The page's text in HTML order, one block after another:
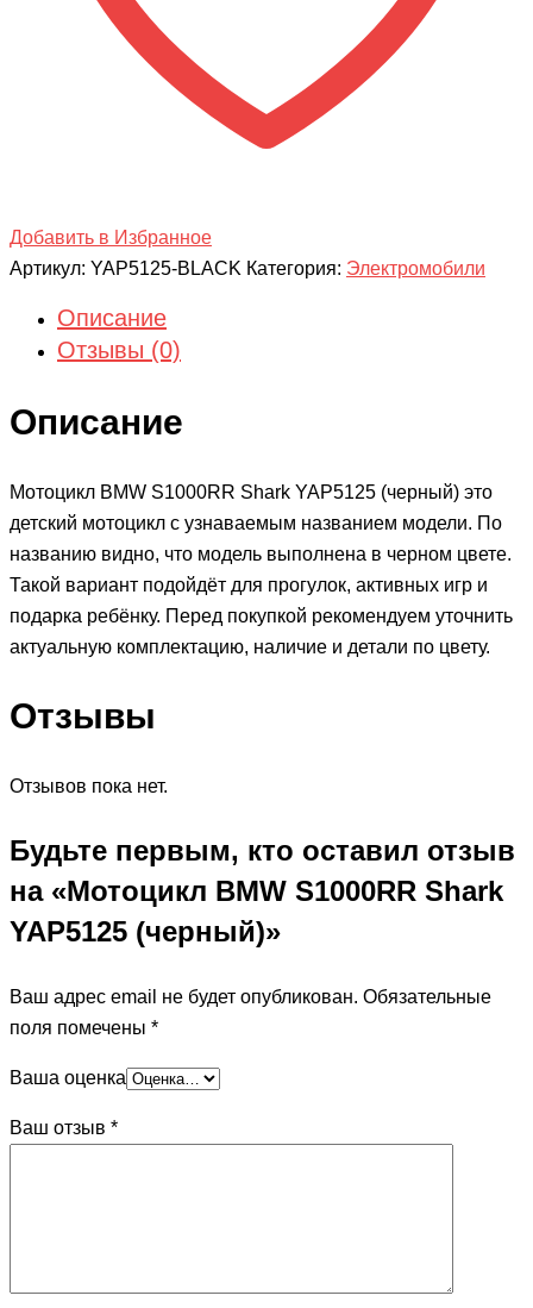
Добавить в Избранное
Артикул: YAP5125-BLACK Категория: Электромобили
Описание
Отзывы (0)
Описание
Мотоцикл BMW S1000RR Shark YAP5125 (черный) это
детский мотоцикл с узнаваемым названием модели. По
названию видно, что модель выполнена в черном цвете.
Такой вариант подойдёт для прогулок, активных игр и
подарка ребёнку. Перед покупкой рекомендуем уточнить
актуальную комплектацию, наличие и детали по цвету.
Отзывы
Отзывов пока нет.
Будьте первым, кто оставил отзыв
на «Мотоцикл BMW S1000RR Shark
YAP5125 (черный)»
Ваш адрес email не будет опубликован. Обязательные
поля помечены *
Ваша оценка
Ваш отзыв *